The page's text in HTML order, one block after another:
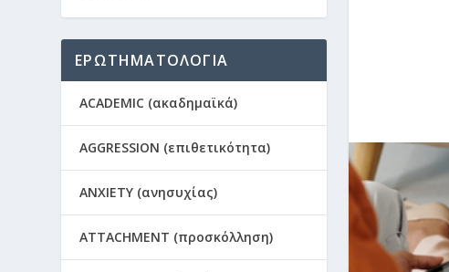
ΕΡΩΤΗΜΑΤΟΛΟΓΙΑ
ACADEMIC (ακαδημαϊκά)
AGGRESSION (επιθετικότητα)
ANXIETY (ανησυχίας)
ATTACHMENT (προσκόλληση)